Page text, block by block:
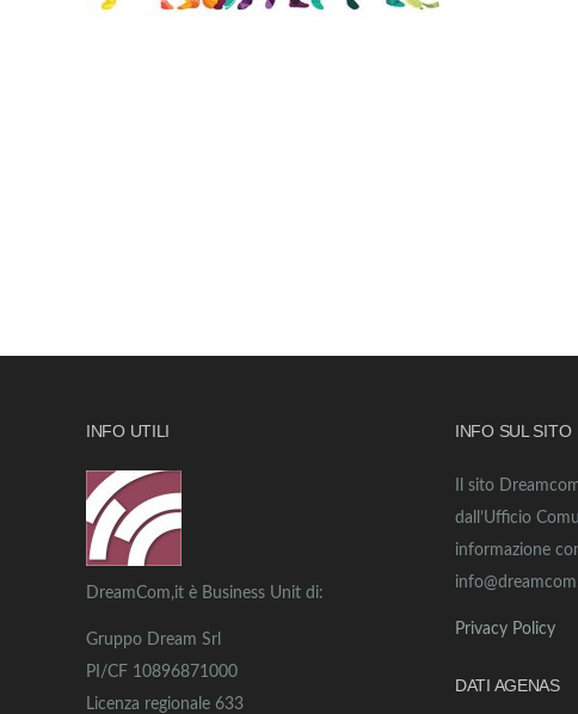
INFO UTILI
DreamCom,it è Business Unit di:
Gruppo Dream Srl
PI/CF 10896871000
Licenza regionale 633
INFO SUL SITO
Il sito
dall’Ufficio
informazione
Privacy Policy
DATI AGENAS